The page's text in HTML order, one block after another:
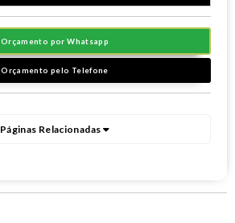
Orçamento por Whatsapp
Orçamento pelo Telefone
Páginas Relacionadas